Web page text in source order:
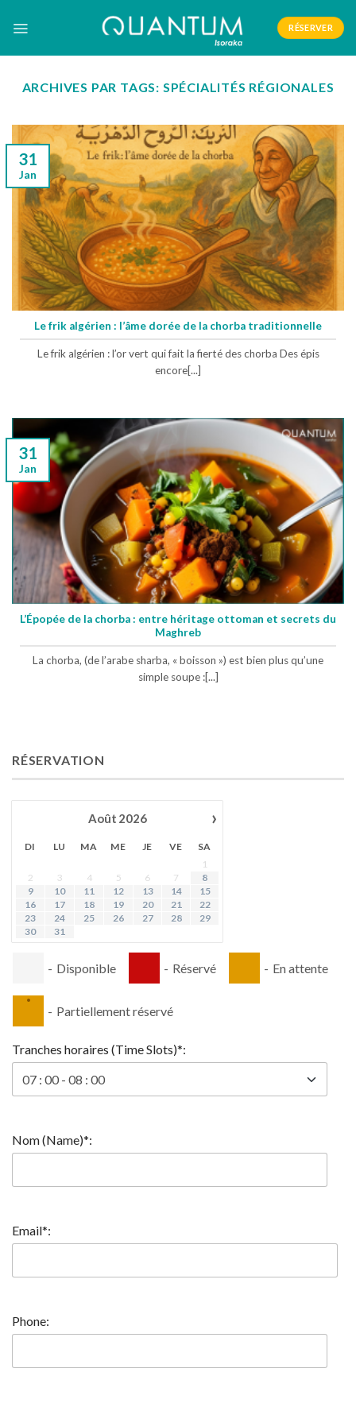
RÉSERVER
ARCHIVES PAR TAGS: SPÉCIALITÉS RÉGIONALES
Le frik algérien : l’âme dorée de la chorba traditionnelle
Le frik algérien : l’or vert qui fait la fierté des chorba Des épis
encore[...]
31
Jan
L’Épopée de la chorba : entre héritage ottoman et secrets du
Maghreb
La chorba, (de l’arabe sharba, « boisson ») est bien plus qu’une
simple soupe :[...]
31
Jan
RÉSERVATION
›
Août 2026
DI LU MA ME JE VE
SA
1
2
3 4 5 6 7
8
9
10 11 12 13 14
15
16
17 18 19 20 21
22
23
24 25 26 27 28
29
30
31
- Disponible - Réservé - En attente
·
- Partiellement réservé
Tranches horaires (Time Slots)*:
Nom (Name)*:
Email*:
Phone: